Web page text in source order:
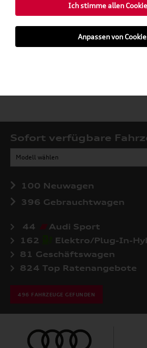
anmelden!
Sofort verfügbare
Modell wählen
100 Neuwagen
396 Gebrauchtwagen
44
Audi Sport
162
Elektro/Plug-In-
81 Geschäftswagen
824 Top Ratenangebote
496 FAHRZEUGE GEFUNDEN
Ich stimme allen
Anpassen von